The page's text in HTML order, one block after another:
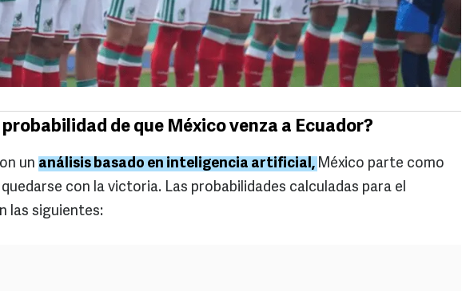
probabilidad de que México venza a Ecuador?
un análisis basado en inteligencia artificial, México parte como
con la victoria. Las probabilidades calculadas para el
las siguientes: